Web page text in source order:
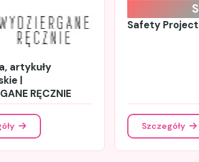
artykuły
|
RĘCZNIE
S
Safety Project
Szczegóły